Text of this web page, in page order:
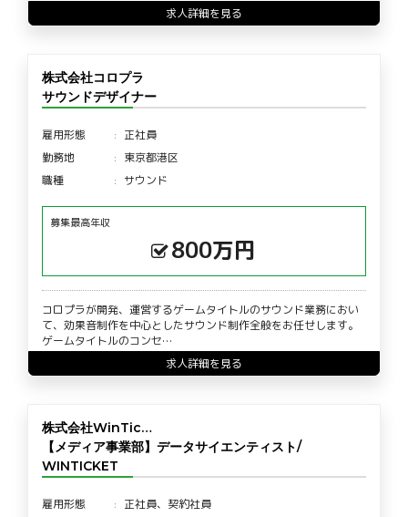
求人詳細を見る
株式会社コロプラ
サウンドデザイナー
雇用形態
正社員
勤務地
東京都港区
職種
サウンド
募集最高年収
800万円
コロプラが開発、運営するゲームタイトルのサウンド業務におい
て、効果音制作を中心としたサウンド制作全般をお任せします。
ゲームタイトルのコンセ…
求人詳細を見る
株式会社WinTic…
【メディア事業部】データサイエンティスト/
WINTICKET
雇用形態
正社員、契約社員